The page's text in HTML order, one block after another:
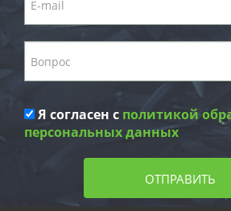
Я согласен с политикой
персональных данных
ОТПРАВИТЬ